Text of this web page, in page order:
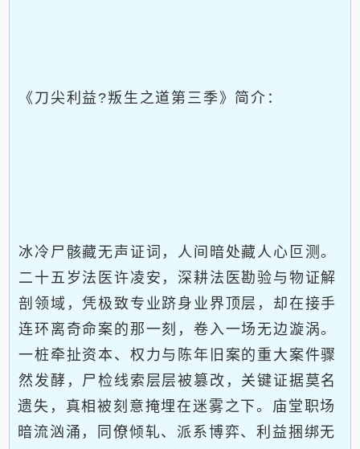
《刀尖利益?叛生之道第三季》简介：
冰冷尸骸藏无声证词，人间暗处藏人心叵测。
二十五岁法医许凌安，深耕法医勘验与物证解
剖领域，凭极致专业跻身业界顶层，却在接手
连环离奇命案的那一刻，卷入一场无边漩涡。
一桩牵扯资本、权力与陈年旧案的重大案件骤
然发酵，尸检线索层层被篡改，关键证据莫名
遗失，真相被刻意掩埋在迷雾之下。庙堂职场
暗流汹涌，同僚倾轧、派系博弈、利益捆绑无